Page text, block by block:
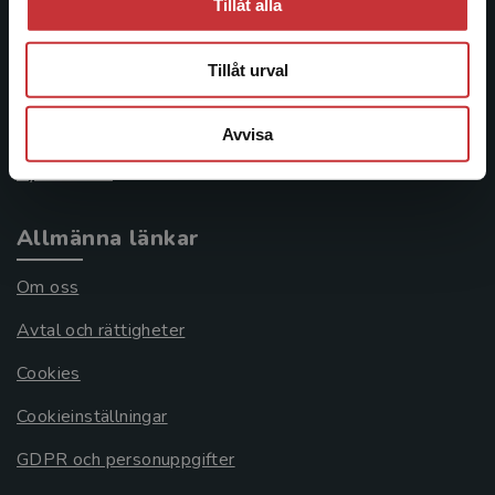
Tillåt alla
Tillåt urval
Avvisa
046-31 21 00
Frågor och svar
Systemkrav
Allmänna länkar
Om oss
Avtal och rättigheter
Cookies
Cookieinställningar
GDPR och personuppgifter